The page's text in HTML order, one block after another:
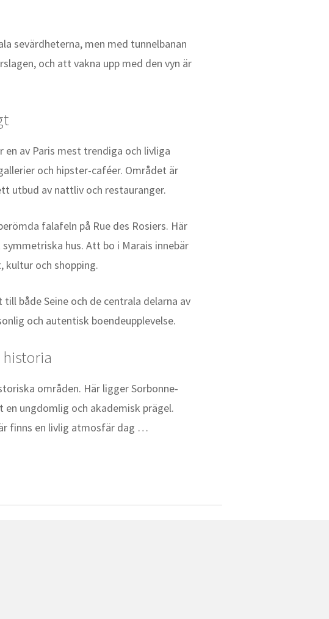
sevärdheterna, men med tunnelbanan
och att vakna upp med den vyn är
en av Paris mest trendiga och livliga
och hipster-caféer. Området är
utbud av nattliv och restauranger.
falafeln på Rue des Rosiers. Här
hus. Att bo i Marais innebär
och shopping.
både Seine och de centrala delarna av
och autentisk boendeupplevelse.
områden. Här ligger Sorbonne-
ungdomlig och akademisk prägel.
finns en livlig atmosfär dag …